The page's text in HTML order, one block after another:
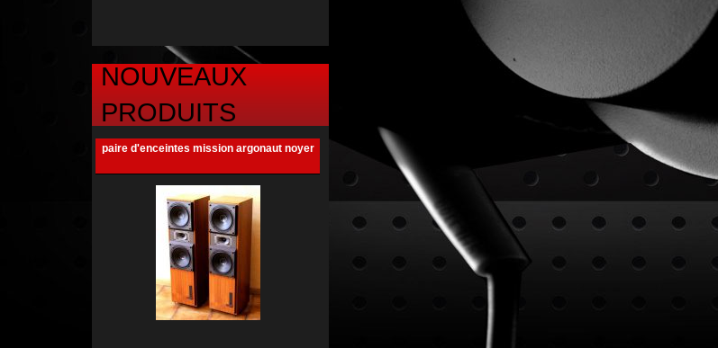
NOUVEAUX
PRODUITS
paire d'enceintes mission argonaut noyer